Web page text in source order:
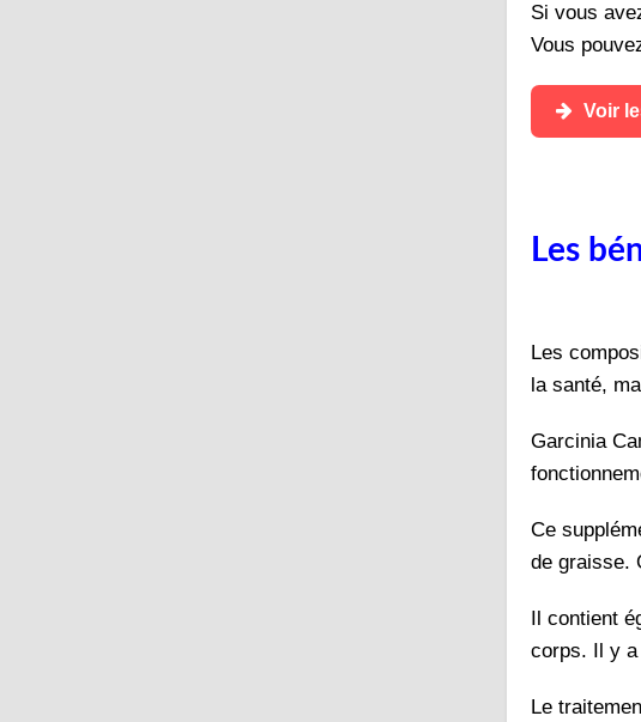
Si vous
Vous
Voir
Les
Les
la santé,
Garcinia
Ce
de graisse.
Il contient
corps. Il y a
Le